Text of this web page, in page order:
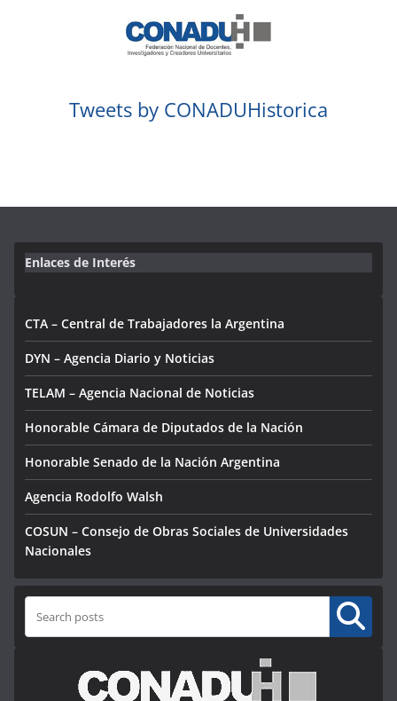
Tweets by CONADUHistorica
Enlaces de Interés
CTA – Central de Trabajadores la Argentina
DYN – Agencia Diario y Noticias
TELAM – Agencia Nacional de Noticias
Honorable Cámara de Diputados de la Nación
Honorable Senado de la Nación Argentina
Agencia Rodolfo Walsh
COSUN – Consejo de Obras Sociales de Universidades
Nacionales
Buscar